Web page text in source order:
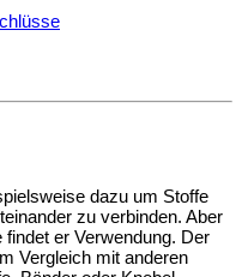
dazu um Stoffe
zu verbinden. Aber
er Verwendung. Der
Vergleich mit anderen